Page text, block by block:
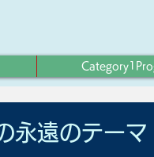
永遠のテーマ